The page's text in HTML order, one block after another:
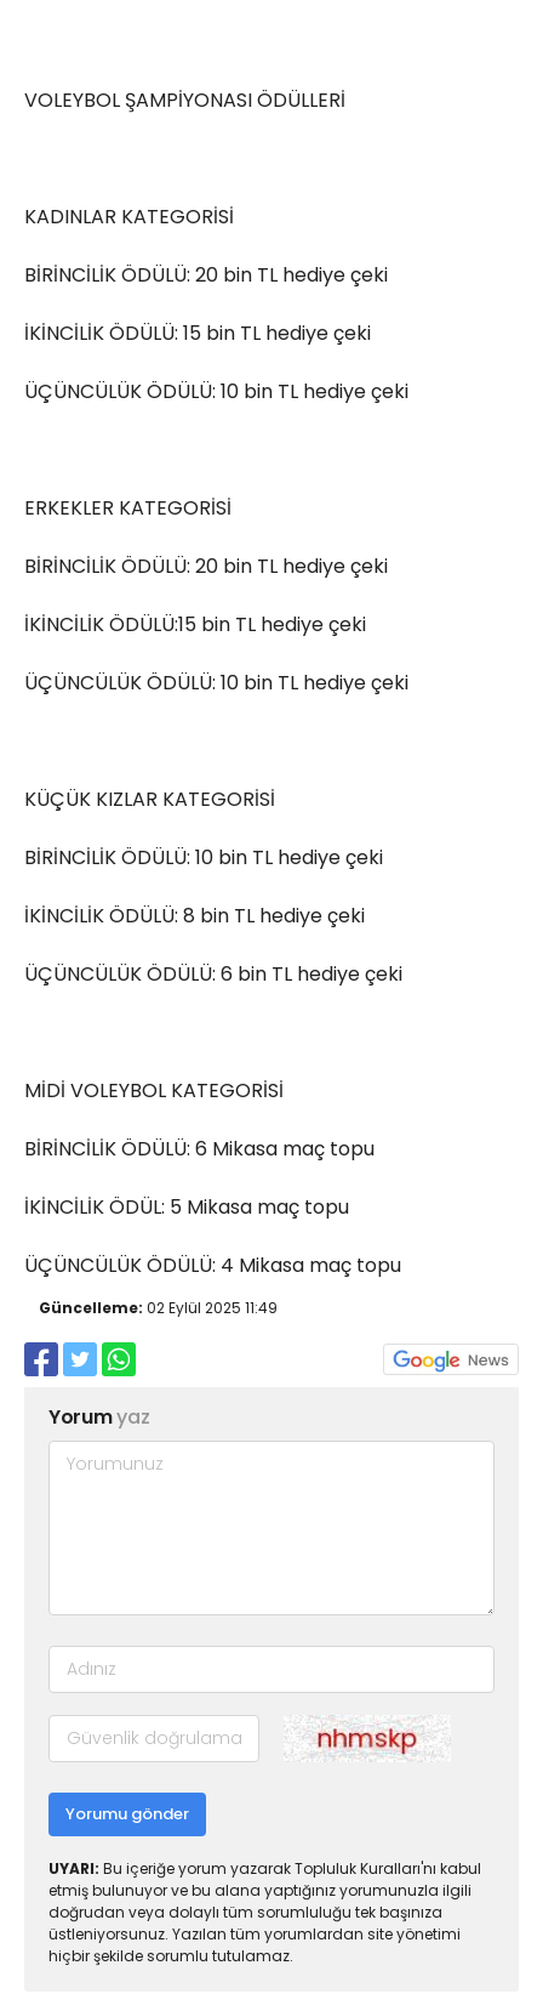
VOLEYBOL ŞAMPİYONASI ÖDÜLLERİ
KADINLAR KATEGORİSİ
BİRİNCİLİK ÖDÜLÜ: 20 bin TL hediye çeki
İKİNCİLİK ÖDÜLÜ: 15 bin TL hediye çeki
ÜÇÜNCÜLÜK ÖDÜLÜ: 10 bin TL hediye çeki
ERKEKLER KATEGORİSİ
BİRİNCİLİK ÖDÜLÜ: 20 bin TL hediye çeki
İKİNCİLİK ÖDÜLÜ:15 bin TL hediye çeki
ÜÇÜNCÜLÜK ÖDÜLÜ: 10 bin TL hediye çeki
KÜÇÜK KIZLAR KATEGORİSİ
BİRİNCİLİK ÖDÜLÜ: 10 bin TL hediye çeki
İKİNCİLİK ÖDÜLÜ: 8 bin TL hediye çeki
ÜÇÜNCÜLÜK ÖDÜLÜ: 6 bin TL hediye çeki
MİDİ VOLEYBOL KATEGORİSİ
BİRİNCİLİK ÖDÜLÜ: 6 Mikasa maç topu
İKİNCİLİK ÖDÜL: 5 Mikasa maç topu
ÜÇÜNCÜLÜK ÖDÜLÜ: 4 Mikasa maç topu
Güncelleme: 02 Eylül 2025 11:49
Yorumyaz
Yorumu gönder
UYARI: Bu içeriğe yorum yazarak Topluluk Kuralları'nı kabul
etmiş bulunuyor ve bu alana yaptığınız yorumunuzla ilgili
doğrudan veya dolaylı tüm sorumluluğu tek başınıza
üstleniyorsunuz. Yazılan tüm yorumlardan site yönetimi
hiçbir şekilde sorumlu tutulamaz.